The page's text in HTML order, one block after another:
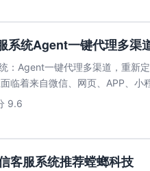
系统Agent一键代理多渠
：Agent一键代理多渠道，重新
临着来自微信、网页、APP、小
9.6
客服系统推荐螳螂科技